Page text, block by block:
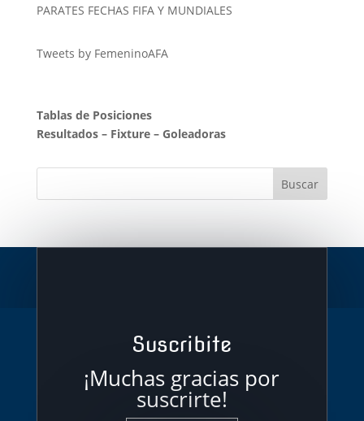
PARATES FECHAS FIFA Y MUNDIALES
Tweets by FemeninoAFA
Tablas de Posiciones
Resultados– Fixture– Goleadoras
Suscribite
¡Muchas gracias por
suscrirte!